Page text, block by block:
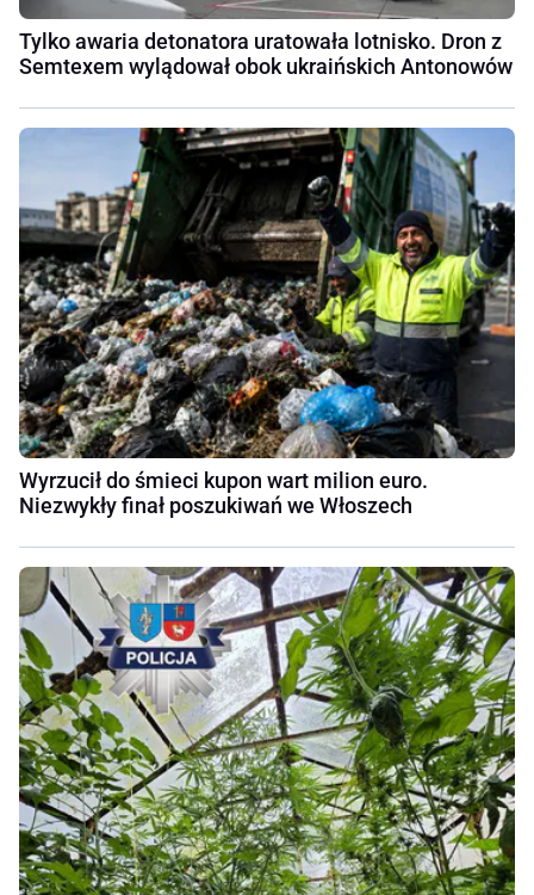
Tylko awaria detonatora uratowała lotnisko. Dron z
Semtexem wylądował obok ukraińskich Antonowów
Wyrzucił do śmieci kupon wart milion euro.
Niezwykły finał poszukiwań we Włoszech